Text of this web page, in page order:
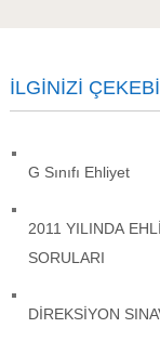
İLGINIZI
G Sınıfı Ehliyet
2011 YILINDA
SORULARI
DİREKSİYON